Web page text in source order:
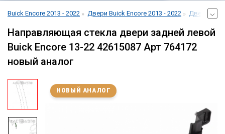
Buick Encore 2013 - 2022 Двери Buick Encore 2013 - 2022 Дверь
Направляющая стекла двери задней левой
Buick Encore 13-22 42615087 Арт 764172
новый аналог
НОВЫЙ АНАЛОГ